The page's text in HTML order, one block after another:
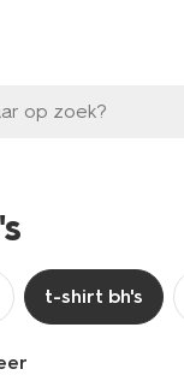
op zoek?
t-shirt bh's